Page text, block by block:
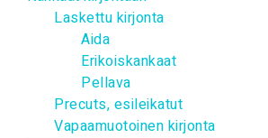
Laskettu kirjonta
Aida
Erikoiskankaat
Pellava
Precuts, esileikatut
Vapaamuotoinen kirjonta